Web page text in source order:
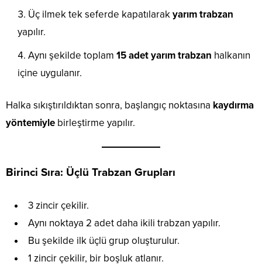
Üç ilmek tek seferde kapatılarakyarım trabzan
yapılır.
Aynı şekilde toplam 15 adet yarım trabzan halkanın
içine uygulanır.
Halka sıkıştırıldıktan sonra, başlangıç noktasına kaydırma
yöntemiyle birleştirme yapılır.
Birinci Sıra: Üçlü Trabzan Grupları
3 zincir çekilir.
Aynı noktaya 2 adet daha ikili trabzan yapılır.
Bu şekilde ilk üçlü grup oluşturulur.
1 zincir çekilir, bir boşluk atlanır.